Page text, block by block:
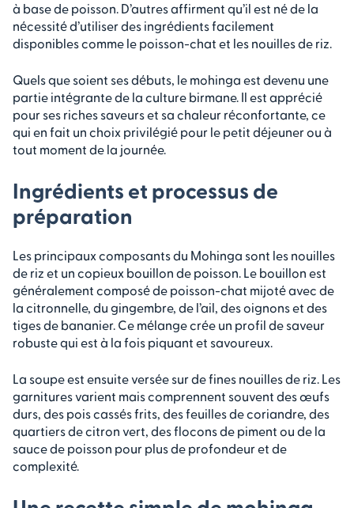
à base de poisson. D’autres affirment qu’il est né de la
nécessité d’utiliser des ingrédients facilement
disponibles comme le poisson-chat et les nouilles de riz.
Quels que soient ses débuts, le mohinga est devenu une
partie intégrante de la culture birmane. Il est apprécié
pour ses riches saveurs et sa chaleur réconfortante, ce
qui en fait un choix privilégié pour le petit déjeuner ou à
tout moment de la journée.
Ingrédients et processus de
préparation
Les principaux composants du Mohinga sont les nouilles
de riz et un copieux bouillon de poisson. Le bouillon est
généralement composé de poisson-chat mijoté avec de
la citronnelle, du gingembre, de l’ail, des oignons et des
tiges de bananier. Ce mélange crée un profil de saveur
robuste qui est à la fois piquant et savoureux.
La soupe est ensuite versée sur de fines nouilles de riz. Les
garnitures varient mais comprennent souvent des œufs
durs, des pois cassés frits, des feuilles de coriandre, des
quartiers de citron vert, des flocons de piment ou de la
sauce de poisson pour plus de profondeur et de
complexité.